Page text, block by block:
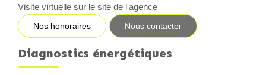
Visite virtuelle sur le site de l'agence
Nos honoraires Nous contacter
Diagnostics énergétiques